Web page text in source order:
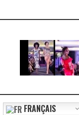
FRANÇAIS